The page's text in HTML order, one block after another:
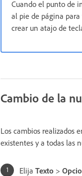
Cuando el punto de
al pie de página
crear un atajo de
Cambio de la
Los cambios realizados
existentes y a todas las
Elija Texto >